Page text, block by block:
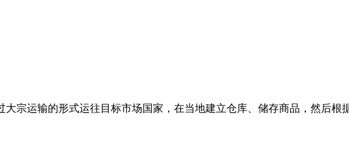
宗运输的形式运往目标市场国家，在当地建立仓库、储存商品，然后根